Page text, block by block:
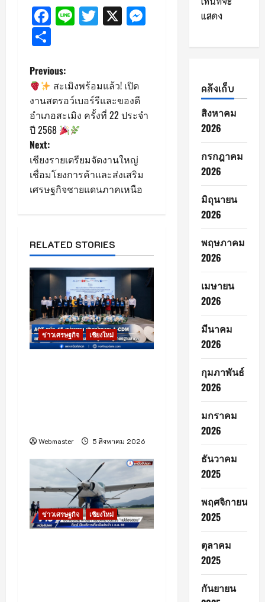
Facebook
LineTwitter
X
Messenger
P
o
s
t
n
a
i
g
t
i
Previous:
สะเมิงพร้อมแล้ว! เปิด
งานสตรอว์เบอร์รีและของดี
อำเภอสะเมิง ครั้งที่ 22 ประจำ
ปี 2568
Next:
เชียงรายเตรียมจัดงานใหญ่
เชื่อมโยงการค้าและส่งเสริม
เศรษฐกิจชายแดนภาคเหนือ
RELATED STORIES
ข่าวเศรษฐกิจ เชียงใหม่
Webmaster 5 สิงหาคม 2026
ข่าวเศรษฐกิจ เชียงใหม่
แสดง
คลังเก็บ
สิงหาคม
2026
กรกฎาคม
2026
มิถุนายน
2026
พฤษภาคม
2026
เมษายน
2026
มีนาคม
2026
กุมภาพันธ์
2026
มกราคม
2026
ธันวาคม
2025
พฤศจิกายน
2025
ตุลาคม
2025
กันยายน